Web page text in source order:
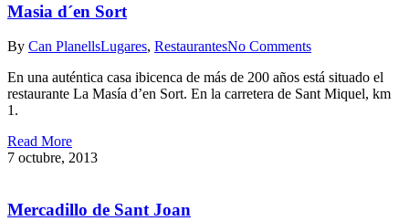
Masia d´en Sort
By Can PlanellsLugares, RestaurantesNo Comments
En una auténtica casa ibicenca de más de 200 años está situado el
restaurante La Masía d’en Sort. En la carretera de Sant Miquel, km
1.
Read More
7 octubre, 2013
Mercadillo de Sant Joan